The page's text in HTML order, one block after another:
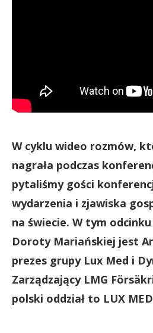
W cyklu wideo rozmów,
nagrała podczas
pytaliśmy gości
wydarzenia i zjawiska
na świecie. W tym
Doroty Mariańskiej jest
prezes grupy Lux Med i
Zarządzający LMG
polski oddział to LUX